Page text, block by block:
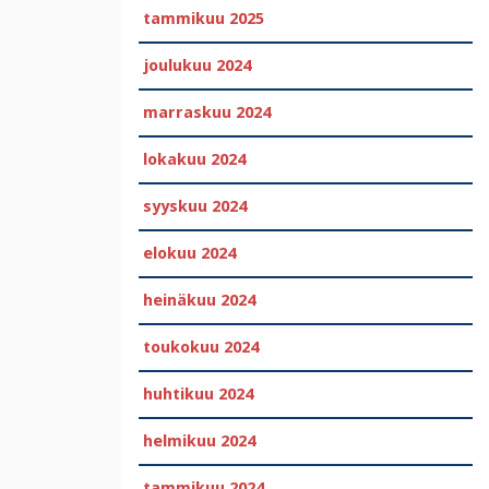
tammikuu 2025
joulukuu 2024
marraskuu 2024
lokakuu 2024
syyskuu 2024
elokuu 2024
heinäkuu 2024
toukokuu 2024
huhtikuu 2024
helmikuu 2024